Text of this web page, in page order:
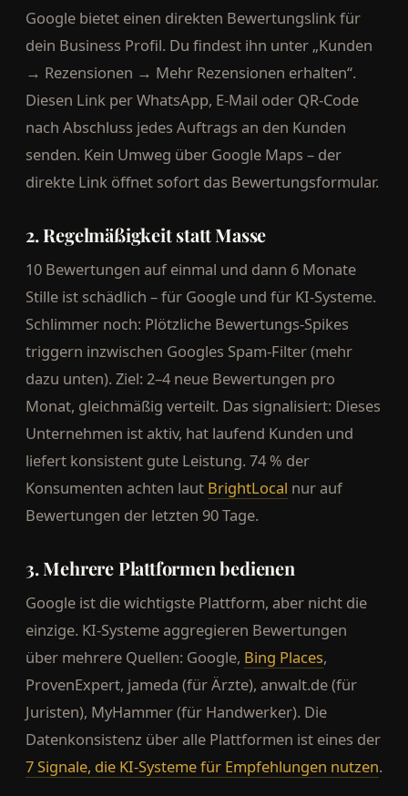
Google bietet einen direkten Bewertungslink für
dein Business Profil. Du findest ihn unter „Kunden
→ Rezensionen → Mehr Rezensionen erhalten“.
Diesen Link per WhatsApp, E-Mail oder QR-Code
nach Abschluss jedes Auftrags an den Kunden
senden. Kein Umweg über Google Maps – der
direkte Link öffnet sofort das Bewertungsformular.
2. Regelmäßigkeit statt Masse
10 Bewertungen auf einmal und dann 6 Monate
Stille ist schädlich – für Google und für KI-Systeme.
Schlimmer noch: Plötzliche Bewertungs-Spikes
triggern inzwischen Googles Spam-Filter (mehr
dazu unten). Ziel: 2–4 neue Bewertungen pro
Monat, gleichmäßig verteilt. Das signalisiert: Dieses
Unternehmen ist aktiv, hat laufend Kunden und
liefert konsistent gute Leistung. 74 % der
Konsumenten achten laut BrightLocal nur auf
Bewertungen der letzten 90 Tage.
3. Mehrere Plattformen bedienen
Google ist die wichtigste Plattform, aber nicht die
einzige. KI-Systeme aggregieren Bewertungen
über mehrere Quellen: Google, Bing Places,
ProvenExpert, jameda (für Ärzte), anwalt.de (für
Juristen), MyHammer (für Handwerker). Die
Datenkonsistenz über alle Plattformen ist eines der
7 Signale, die KI-Systeme für Empfehlungen nutzen.